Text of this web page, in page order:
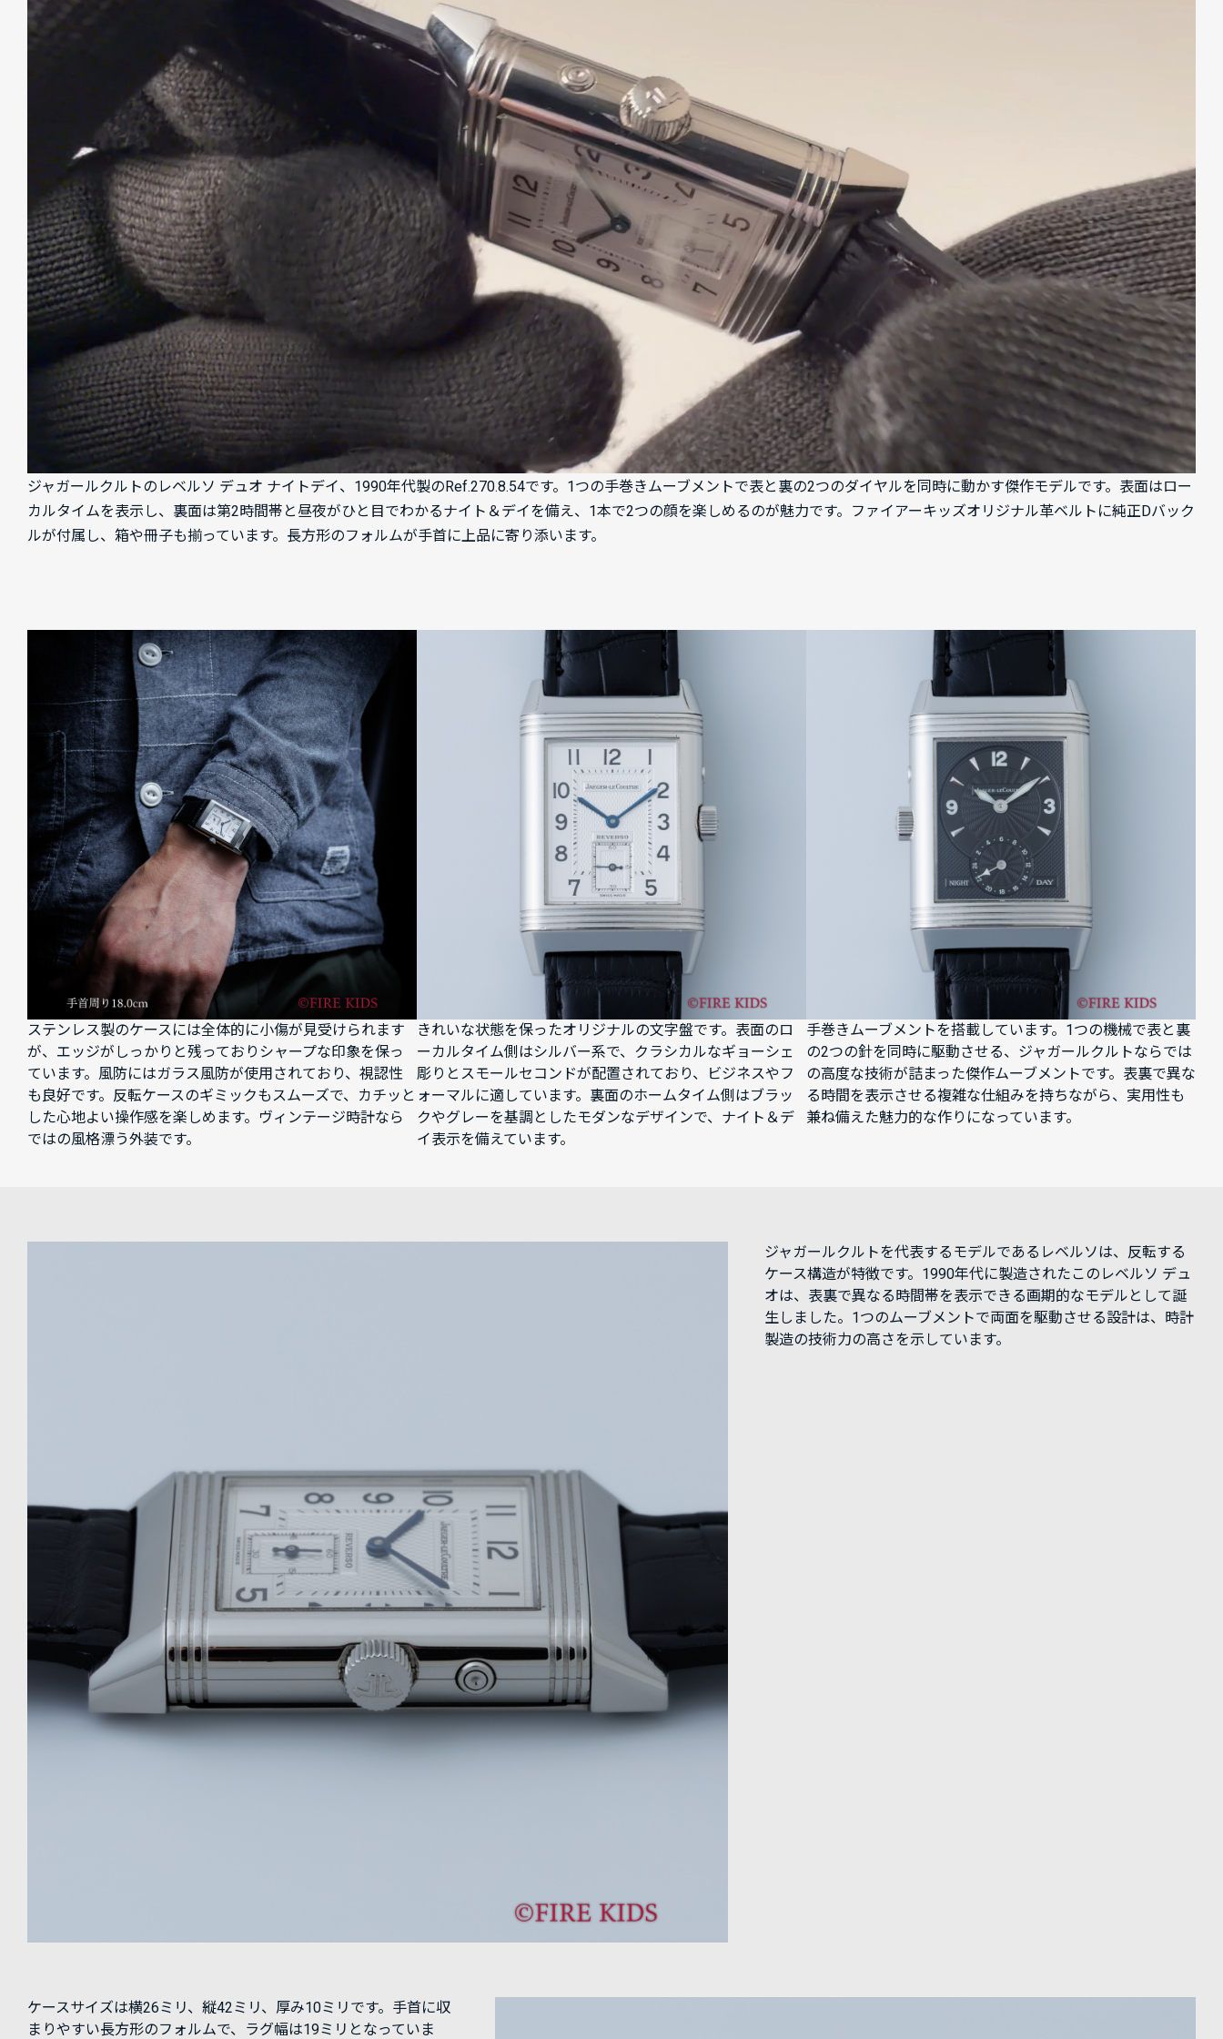
ジャガールクルトのレベルソ デュオ ナイトデイ、1990年代製のRef.270.8.54です。1つの手巻きムーブメントで表と裏の2つのダイヤルを同時に動かす傑作モデルです。表面はロー
カルタイムを表示し、裏面は第2時間帯と昼夜がひと目でわかるナイト＆デイを備え、1本で2つの顔を楽しめるのが魅力です。ファイアーキッズオリジナル革ベルトに純正Dバック
ルが付属し、箱や冊子も揃っています。長方形のフォルムが手首に上品に寄り添います。
ステンレス製のケースには全体的に小傷が見受けられます
が、エッジがしっかりと残っておりシャープな印象を保っ
ています。風防にはガラス風防が使用されており、視認性
も良好です。反転ケースのギミックもスムーズで、カチッと
した心地よい操作感を楽しめます。ヴィンテージ時計なら
ではの風格漂う外装です。
きれいな状態を保ったオリジナルの文字盤です。表面のロ
ーカルタイム側はシルバー系で、クラシカルなギョーシェ
彫りとスモールセコンドが配置されており、ビジネスやフ
ォーマルに適しています。裏面のホームタイム側はブラッ
クやグレーを基調としたモダンなデザインで、ナイト＆デ
イ表示を備えています。
手巻きムーブメントを搭載しています。1つの機械で表と裏
の2つの針を同時に駆動させる、ジャガールクルトならでは
の高度な技術が詰まった傑作ムーブメントです。表裏で異な
る時間を表示させる複雑な仕組みを持ちながら、実用性も
兼ね備えた魅力的な作りになっています。
ジャガールクルトを代表するモデルであるレベルソは、反転する
ケース構造が特徴です。1990年代に製造されたこのレベルソ デュ
オは、表裏で異なる時間帯を表示できる画期的なモデルとして誕
生しました。1つのムーブメントで両面を駆動させる設計は、時計
製造の技術力の高さを示しています。
ケースサイズは横26ミリ、縦42ミリ、厚み10ミリです。手首に収
まりやすい長方形のフォルムで、ラグ幅は19ミリとなっていま